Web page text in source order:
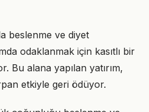
beslenme ve diyet
odaklanmak için kasıtlı bir
Bu alana yapılan yatırım,
etkiyle geri ödüyor.